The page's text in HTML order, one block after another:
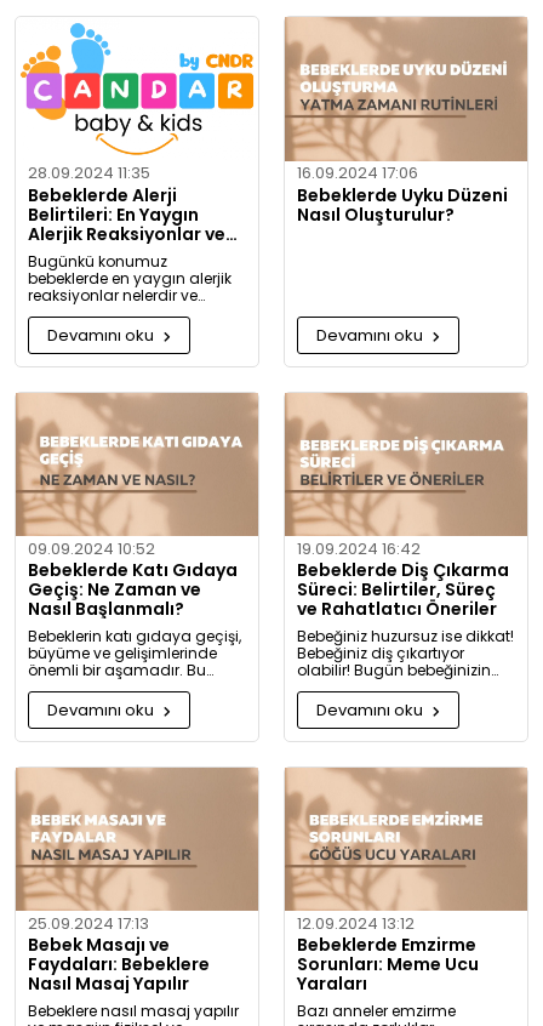
28.09.2024 11:35
Bebeklerde Alerji
Belirtileri: En Yaygın
Alerjik Reaksiyonlar ve
Önlemleri
Bugünkü konumuz
bebeklerde en yaygın alerjik
reaksiyonlar nelerdir ve
alerjiye karşı nasıl önlem
alınabilir? Artık alerjiye karşı
daha bilgili olacaksınız!
Devamını oku
16.09.2024 17:06
Bebeklerde Uyku Düzeni
Nasıl Oluşturulur?
Devamını oku
09.09.2024 10:52
Bebeklerde Katı Gıdaya
Geçiş: Ne Zaman ve
Nasıl Başlanmalı?
Bebeklerin katı gıdaya geçişi,
büyüme ve gelişimlerinde
önemli bir aşamadır. Bu
konuda bilmeniz gerekenleri
detaylıca anlattık!
Devamını oku
19.09.2024 16:42
Bebeklerde Diş Çıkarma
Süreci: Belirtiler, Süreç
ve Rahatlatıcı Öneriler
Bebeğiniz huzursuz ise dikkat!
Bebeğiniz diş çıkartıyor
olabilir! Bugün bebeğinizin
diş çıkarma belirtilerini ve sizi
rahatlatacak önerileri
paylaşıyoruz.
Devamını oku
25.09.2024 17:13
Bebek Masajı ve
Faydaları: Bebeklere
Nasıl Masaj Yapılır
Bebeklere nasıl masaj yapılır
12.09.2024 13:12
Bebeklerde Emzirme
Sorunları: Meme Ucu
Yaraları
Bazı anneler emzirme